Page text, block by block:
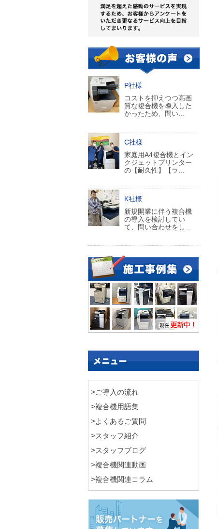
P社様
コストを抑えつつ高画
質な複合機を導入した
かったため、問い...
C社様
家庭用A4複合機とイン
クジェットプリンター
の【耐久性】【ラ...
K社様
新規開業に伴う複合機
の導入を検討してい
て、問い合わせをし...
>ご導入の流れ
>複合機用語集
>よくあるご質問
>スタッフ紹介
>スタッフブログ
>複合機関連動画
>複合機関連コラム